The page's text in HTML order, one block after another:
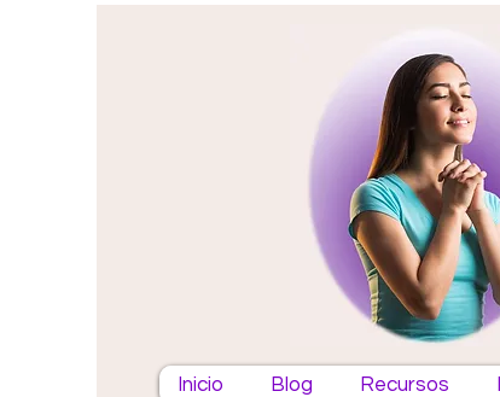
Inicio Blog Recursos